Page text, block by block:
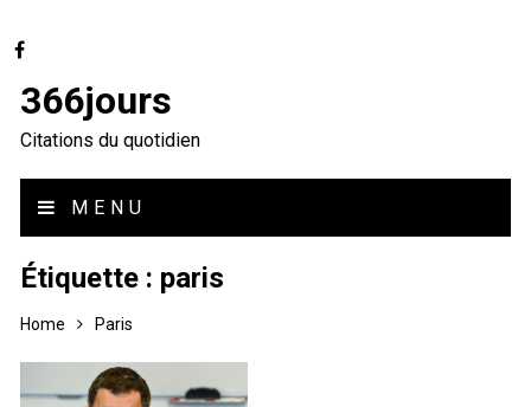
366jours
Citations du quotidien
MENU
Étiquette : paris
Home Paris